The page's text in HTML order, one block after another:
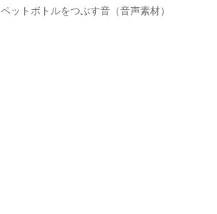
ペットボトルをつぶす音（音声素材）